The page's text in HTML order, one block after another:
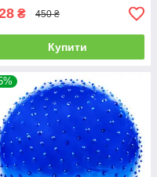
₴ 450 ₴
Купити